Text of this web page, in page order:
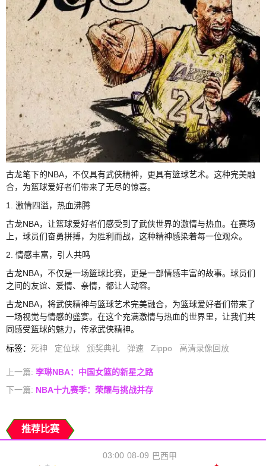
古龙笔下的NBA，不仅具有武侠精神，更具有篮球艺术。这种完美融
合，为篮球爱好者们带来了无尽的惊喜。
1. 激情四溢，热血沸腾
古龙NBA，让篮球爱好者们感受到了武侠世界的激情与热血。在赛场
上，球员们奋勇拼搏，为胜利而战，这种精神感染着每一位观众。
2. 情感丰富，引人共鸣
古龙NBA，不仅是一场篮球比赛，更是一部情感丰富的故事。球员们
之间的友谊、爱情、亲情，都让人动容。
古龙NBA，将武侠精神与篮球艺术完美融合，为篮球爱好者们带来了
一场视觉与情感的盛宴。在这个充满激情与热血的世界里，让我们共
同感受篮球的魅力，传承武侠精神。
标签： 死神 定位球 颁奖典礼 弹速 Zippo 高清录像回放
上一篇: 李琳NBA：中国女篮的新星之路
下一篇: NBA十九赛季：荣耀与挑战并存
推荐比赛
08-09
03:00 巴西甲